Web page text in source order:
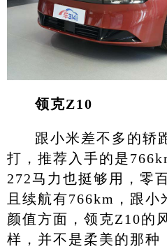
领克Z10
跟小米差不多的轿
打，推荐入手的是
272马力也挺够用，零
且续航有766km，跟
颜值方面，领克Z10的
样，并不是柔美的那种